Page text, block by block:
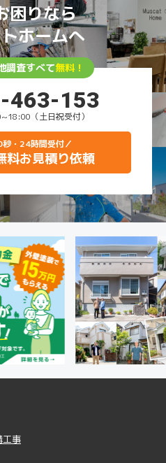
困りなら
ホームへ
調査すべて無料！
463-153
（土日祝受付）
秒・24時間受付／
料お見積り依頼
工事